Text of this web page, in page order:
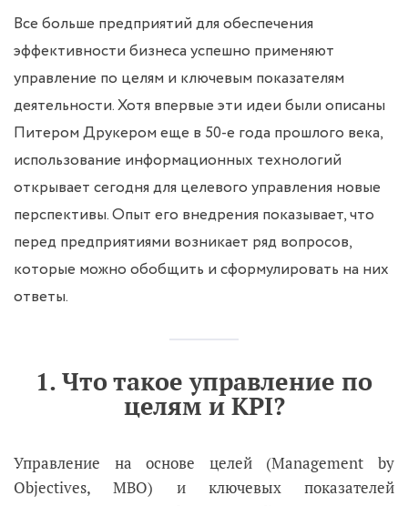
Все больше предприятий для обеспечения
эффективности бизнеса успешно применяют
управление по целям и ключевым показателям
деятельности. Хотя впервые эти идеи были описаны
Питером Друкером еще в 50-е года прошлого века,
использование информационных технологий
открывает сегодня для целевого управления новые
перспективы. Опыт его внедрения показывает, что
перед предприятиями возникает ряд вопросов,
которые можно обобщить и сформулировать на них
ответы.
1. Что такое управление по
целям и KPI?
Управление на основе целей (Management by
Objectives, MBO) и ключевых показателей